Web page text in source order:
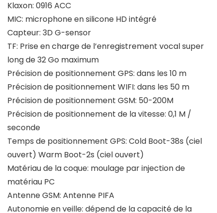
Klaxon: 0916 ACC
MIC: microphone en silicone HD intégré
Capteur: 3D G-sensor
TF: Prise en charge de l’enregistrement vocal super
long de 32 Go maximum
Précision de positionnement GPS: dans les 10 m
Précision de positionnement WIFI: dans les 50 m
Précision de positionnement GSM: 50-200M
Précision de positionnement de la vitesse: 0,1 M /
seconde
Temps de positionnement GPS: Cold Boot-38s (ciel
ouvert) Warm Boot-2s (ciel ouvert)
Matériau de la coque: moulage par injection de
matériau PC
Antenne GSM: Antenne PIFA
Autonomie en veille: dépend de la capacité de la